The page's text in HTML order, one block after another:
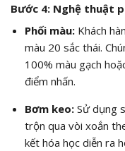
Bước 4: Nghệ thuật
Phối màu:Khách
màu 20 sắc thái.
100% màu gạch
điểm nhấn.
Bơm keo:Sử dụng
trộn qua vòi xoắn
kết hóa học diễn ra